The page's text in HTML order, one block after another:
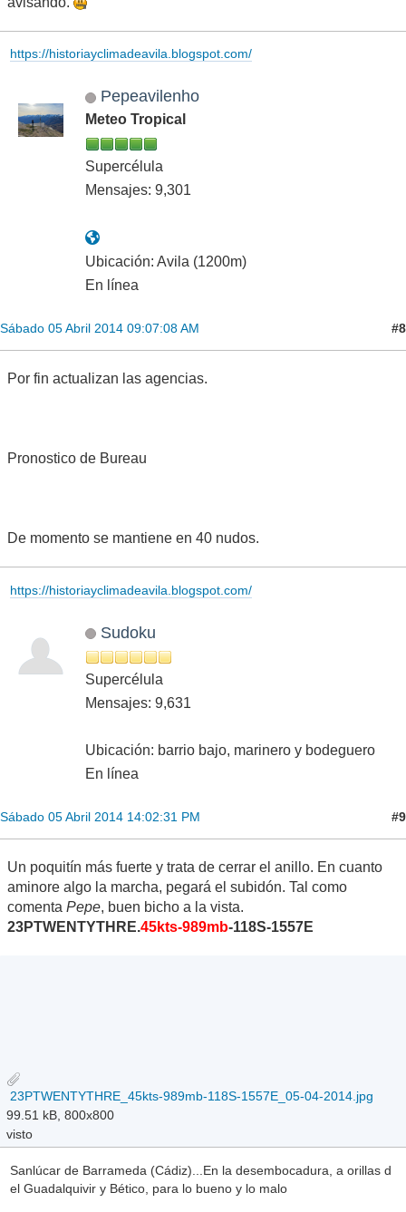
https://historiayclimadeavila.blogspot.com/
Pepeavilenho
Meteo Tropical
Supercélula
Mensajes: 9,301
Ubicación: Avila (1200m)
En línea
Sábado 05 Abril 2014 09:07:08 AM #8
Por fin actualizan las agencias.
Pronostico de Bureau
De momento se mantiene en 40 nudos.
https://historiayclimadeavila.blogspot.com/
Sudoku
Supercélula
Mensajes: 9,631
Ubicación: barrio bajo, marinero y bodeguero
En línea
Sábado 05 Abril 2014 14:02:31 PM #9
Un poquitín más fuerte y trata de cerrar el anillo. En cuanto
aminore algo la marcha, pegará el subidón. Tal como
comenta Pepe, buen bicho a la vista.
23PTWENTYTHRE.45kts-989mb-118S-1557E
23PTWENTYTHRE_45kts-989mb-118S-1557E_05-04-2014.jpg
99.51 kB, 800x800
visto
Sanlúcar de Barrameda (Cádiz)...En la desembocadura, a orillas d
el Guadalquivir y Bético, para lo bueno y lo malo